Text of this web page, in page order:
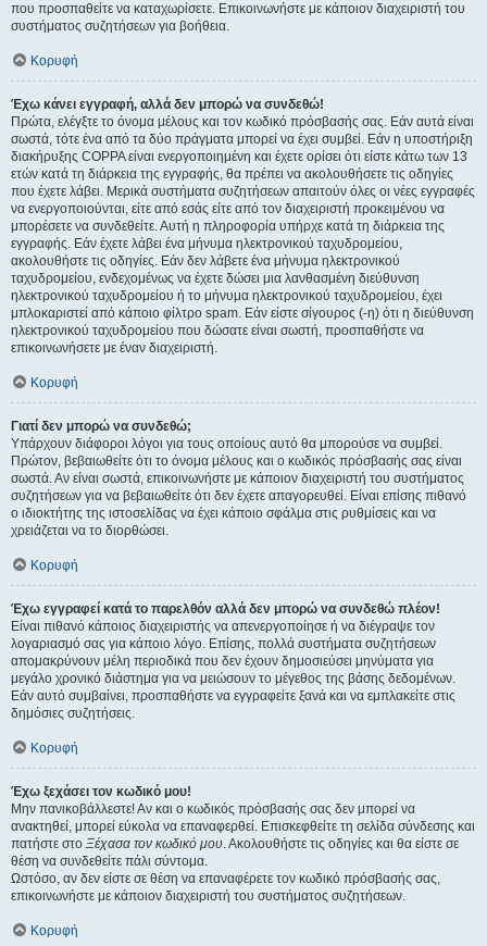
που προσπαθείτε να καταχωρίσετε. Επικοινωνήστε με κάποιον διαχειριστή του
συστήματος συζητήσεων για βοήθεια.
Κορυφή
Έχω κάνει εγγραφή, αλλά δεν μπορώ να συνδεθώ!
Πρώτα, ελέγξτε το όνομα μέλους και τον κωδικό πρόσβασής σας. Εάν αυτά είναι
σωστά, τότε ένα από τα δύο πράγματα μπορεί να έχει συμβεί. Εάν η υποστήριξη
διακήρυξης COPPA είναι ενεργοποιημένη και έχετε ορίσει ότι είστε κάτω των 13
ετών κατά τη διάρκεια της εγγραφής, θα πρέπει να ακολουθήσετε τις οδηγίες
που έχετε λάβει. Μερικά συστήματα συζητήσεων απαιτούν όλες οι νέες εγγραφές
να ενεργοποιούνται, είτε από εσάς είτε από τον διαχειριστή προκειμένου να
μπορέσετε να συνδεθείτε. Αυτή η πληροφορία υπήρχε κατά τη διάρκεια της
εγγραφής. Εάν έχετε λάβει ένα μήνυμα ηλεκτρονικού ταχυδρομείου,
ακολουθήστε τις οδηγίες. Εάν δεν λάβετε ένα μήνυμα ηλεκτρονικού
ταχυδρομείου, ενδεχομένως να έχετε δώσει μια λανθασμένη διεύθυνση
ηλεκτρονικού ταχυδρομείου ή το μήνυμα ηλεκτρονικού ταχυδρομείου, έχει
μπλοκαριστεί από κάποιο φίλτρο spam. Εάν είστε σίγουρος (-η) ότι η διεύθυνση
ηλεκτρονικού ταχυδρομείου που δώσατε είναι σωστή, προσπαθήστε να
επικοινωνήσετε με έναν διαχειριστή.
Κορυφή
Γιατί δεν μπορώ να συνδεθώ;
Υπάρχουν διάφοροι λόγοι για τους οποίους αυτό θα μπορούσε να συμβεί.
Πρώτον, βεβαιωθείτε ότι το όνομα μέλους και ο κωδικός πρόσβασής σας είναι
σωστά. Αν είναι σωστά, επικοινωνήστε με κάποιον διαχειριστή του συστήματος
συζητήσεων για να βεβαιωθείτε ότι δεν έχετε απαγορευθεί. Είναι επίσης πιθανό
ο ιδιοκτήτης της ιστοσελίδας να έχει κάποιο σφάλμα στις ρυθμίσεις και να
χρειάζεται να το διορθώσει.
Κορυφή
Έχω εγγραφεί κατά το παρελθόν αλλά δεν μπορώ να συνδεθώ πλέον!
Είναι πιθανό κάποιος διαχειριστής να απενεργοποίησε ή να διέγραψε τον
λογαριασμό σας για κάποιο λόγο. Επίσης, πολλά συστήματα συζητήσεων
απομακρύνουν μέλη περιοδικά που δεν έχουν δημοσιεύσει μηνύματα για
μεγάλο χρονικό διάστημα για να μειώσουν το μέγεθος της βάσης δεδομένων.
Εάν αυτό συμβαίνει, προσπαθήστε να εγγραφείτε ξανά και να εμπλακείτε στις
δημόσιες συζητήσεις.
Κορυφή
Έχω ξεχάσει τον κωδικό μου!
Μην πανικοβάλλεστε! Αν και ο κωδικός πρόσβασής σας δεν μπορεί να
ανακτηθεί, μπορεί εύκολα να επαναφερθεί. Επισκεφθείτε τη σελίδα σύνδεσης και
πατήστε στο Ξέχασα τον κωδικό μου. Ακολουθήστε τις οδηγίες και θα είστε σε
θέση να συνδεθείτε πάλι σύντομα.
Ωστόσο, αν δεν είστε σε θέση να επαναφέρετε τον κωδικό πρόσβασής σας,
επικοινωνήστε με κάποιον διαχειριστή του συστήματος συζητήσεων.
Κορυφή